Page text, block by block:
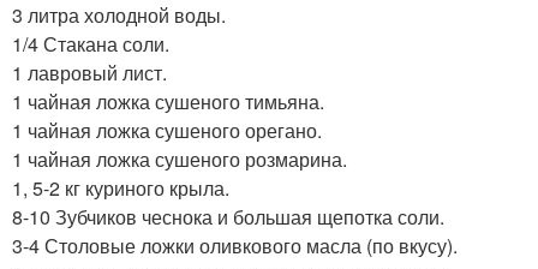
3 литра холодной воды.
1/4 Стакана соли.
1 лавровый лист.
1 чайная ложка сушеного тимьяна.
1 чайная ложка сушеного орегано.
1 чайная ложка сушеного розмарина.
1, 5-2 кг куриного крыла.
8-10 Зубчиков чеснока и большая щепотка соли.
3-4 Столовые ложки оливкового масла (по вкусу).